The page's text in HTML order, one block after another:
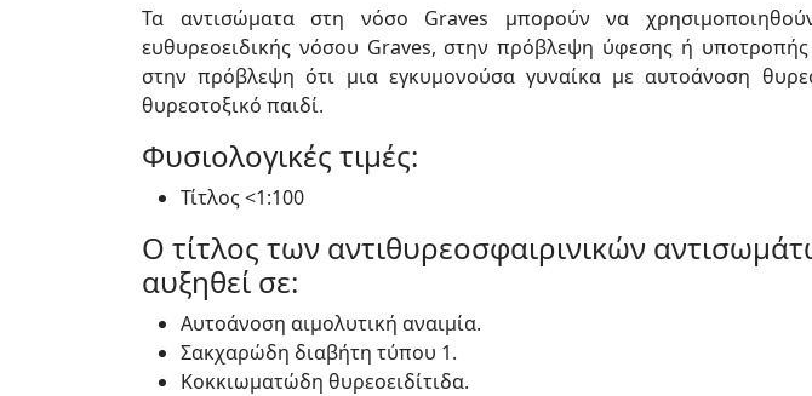
Τα αντισώματα στη νόσο Graves μπορούν να
ευθυρεοειδικής νόσου Graves, στην πρόβλεψη ύφεσης ή
στην πρόβλεψη ότι μια εγκυμονούσα γυναίκα με αυτοάνοση
θυρεοτοξικό παιδί.
Φυσιολογικές τιμές:
Τίτλος <1:100
Ο τίτλος των αντιθυρεοσφαιρινικών
αυξηθεί σε:
Αυτοάνοση αιμολυτική αναιμία.
Σακχαρώδη διαβήτη τύπου 1.
Κοκκιωματώδη θυρεοειδίτιδα.